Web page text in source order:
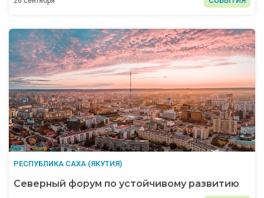
РЕСПУБЛИКА САХА (ЯКУТИЯ)
Северный форум по устойчивому развитию